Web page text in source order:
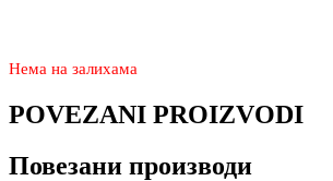
Нема на залихама
POVEZANI PROIZVODI
Повезани производи